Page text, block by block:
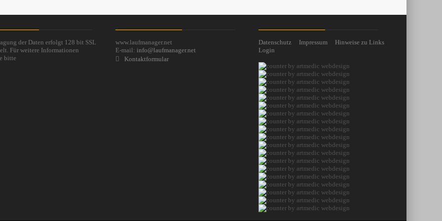
der Daten erfolgt 128 bit SSL
Für weitere Informationen
bitte
www.laufmanager.net
E-mail: info@laufmanager.net
Kontaktformular
Datenschutz Impressum
Hinweise zu Links
Login